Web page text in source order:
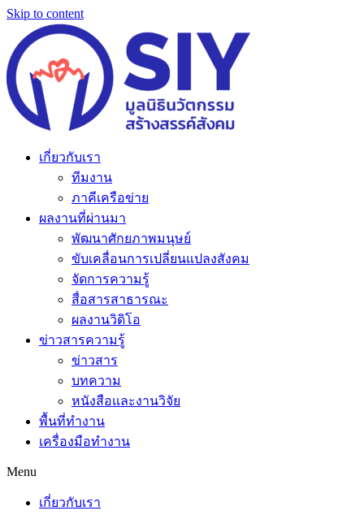
Skip to content
เกี่ยวกับเรา
ทีมงาน
ภาคีเครือข่าย
ผลงานที่ผ่านมา
พัฒนาศักยภาพมนุษย์
ขับเคลื่อนการเปลี่ยนแปลงสังคม
จัดการความรู้
สื่อสารสาธารณะ
ผลงานวิดิโอ
ข่าวสารความรู้
ข่าวสาร
บทความ
หนังสือและงานวิจัย
พื้นที่ทำงาน
เครื่องมือทำงาน
Menu
เกี่ยวกับเรา